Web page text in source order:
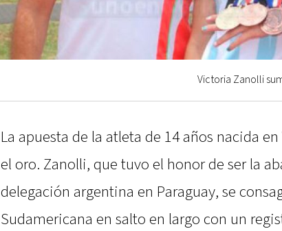
Victoria Zanolli
La apuesta de la atleta de 14 años nacida
el oro. Zanolli, que tuvo el honor de ser la
delegación argentina en Paraguay, se
Sudamericana en salto en largo con un